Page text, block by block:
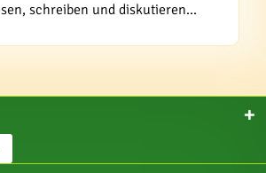
schreiben und diskutieren...